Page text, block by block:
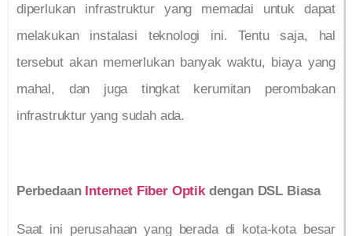
diperlukan infrastruktur yang memadai untuk dapat
melakukan instalasi teknologi ini. Tentu saja, hal
tersebut akan memerlukan banyak waktu, biaya yang
mahal, dan juga tingkat kerumitan perombakan
infrastruktur yang sudah ada.
Perbedaan Internet Fiber Optikdengan DSL Biasa
Saat ini perusahaan yang berada di kota-kota besar